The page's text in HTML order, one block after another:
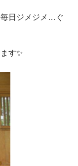
毎日ジメジメ…ぐ
す✨